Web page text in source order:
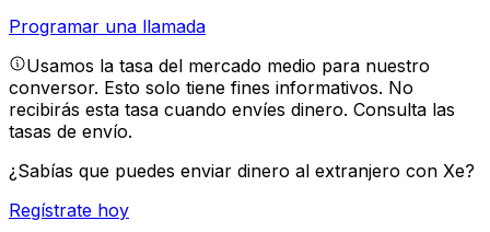
Programar una llamada
Usamos la tasa del mercado medio para nuestro
conversor. Esto solo tiene fines informativos. No
recibirás esta tasa cuando envíes dinero. Consulta las
tasas de envío.
¿Sabías que puedes enviar dinero al extranjero con Xe?
Regístrate hoy